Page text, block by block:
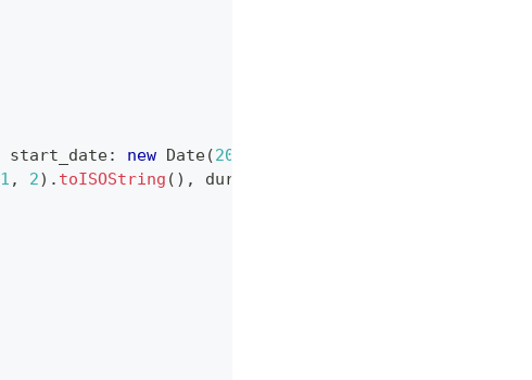
start_date: new Date(2026
1 , 2) . toISOString ( ) , duration